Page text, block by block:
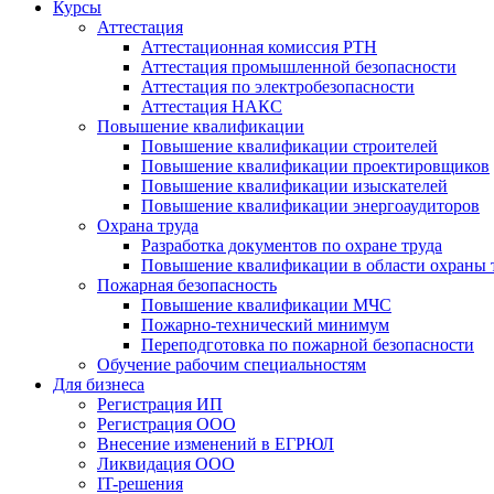
Курсы
Аттестация
Аттестационная комиссия РТН
Аттестация промышленной безопасности
Аттестация по электробезопасности
Аттестация НАКС
Повышение квалификации
Повышение квалификации строителей
Повышение квалификации проектировщиков
Повышение квалификации изыскателей
Повышение квалификации энергоаудиторов
Охрана труда
Разработка документов по охране труда
Повышение квалификации в области охраны
Пожарная безопасность
Повышение квалификации МЧС
Пожарно-технический минимум
Переподготовка по пожарной безопасности
Обучение рабочим специальностям
Для бизнеса
Регистрация ИП
Регистрация ООО
Внесение изменений в ЕГРЮЛ
Ликвидация ООО
IT-решения